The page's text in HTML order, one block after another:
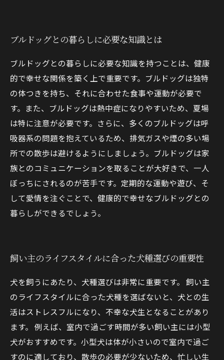
ブルドッグとの暮らしに必要な知識とは
ブルドッグとの暮らしに必要な知識を持つことは、健康
的で幸せな関係を築く上で重要です。ブルドッグは独特
の体つきを持ち、それに合わせた食事や運動が必要で
す。また、ブルドッグは熱中症になりやすいため、夏場
は特に注意が必要です。さらに、多くのブルドッグは呼
吸器系の問題を抱えているため、排気ガスや煙の多い場
所での散歩は避けるようにしましょう。ブルドッグは家
族とのコミュニケーションを取ることが大好きで、一人
ぼっちにされるのが苦手です。定期的な運動や遊び、そ
して愛情を注ぐことで、健康的で幸せなブルドッグとの
暮らしができるでしょう。
飼い主のライフスタイルに合った犬種選びの重要性
犬を飼うにあたり、犬種選びは非常に重要です。 飼い主
のライフスタイルに合った犬種を選ばないと、犬との生
活はストレスフルになり、不幸な犬生となることがあり
ます。 例えば、室内で過ごす時間が多い飼い主には小型
犬がおすすめです。小型犬は体が小さいので室内で過ご
すのに適しており、散歩の必要が少ないため、忙しい生